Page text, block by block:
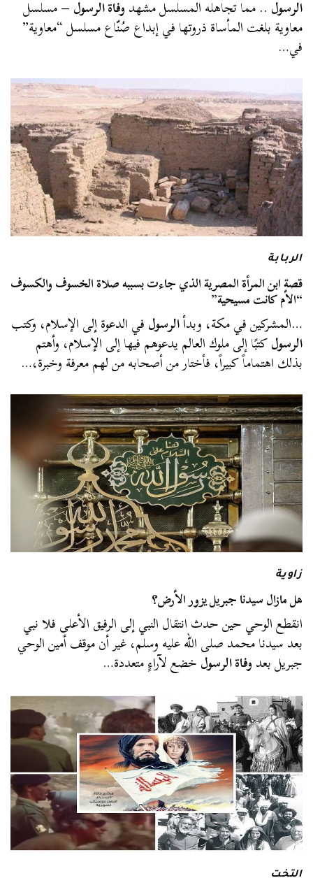
الرسول .. مما تجاهله المسلسل مشهدوفاة الرسول– مسلسل
معاوية بلغت المأساة ذروتها في إبداع صُنّاع مسلسل “معاوية”
في…
الربابة
قصة ابن المرأة المصرية الذي جاءت بسببه صلاة الخسوف والكسوف
“الأم كانت مسيحية”
…المشركين في مكة، وبدأالرسولفي الدعوة إلى الإسلام، وكتب
الرسولكتبًا إلى ملوك العالم يدعوهم فيها إلى الإسلام، وأهتم
بذلك اهتماماً كبيراً، فأختار من أصحابه من لهم معرفة وخبرة،…
زاوية
هل مازال سيدنا جبريل يزور الأرض؟
انقطع الوحي حين حدث انتقال النبي إلى الرفيق الأعلى فلا نبي
بعد سيدنا محمد صلى الله عليه وسلم، غير أن موقف أمين الوحي
جبريل بعدوفاة الرسولخضع لآراءٍ متعددة…
التخت